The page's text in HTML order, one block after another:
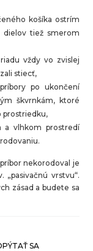
košíka ostrím
dielov tiež smerom
vždy vo zvislej
stiecť,
po ukončení
škvrnkám, ktoré
prostriedku,
a vlhkom prostredí
nekorodoval je
vrstvu“.
zásad a budete sa
SA